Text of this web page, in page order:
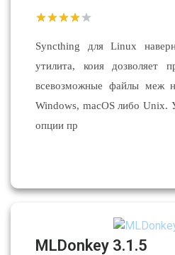
Syncthing для Linux
утилита, коия дозволяет
всевозможные файлы меж
Windows, macOS либо Unix.
опции пр
MLDonkey 3.1.5